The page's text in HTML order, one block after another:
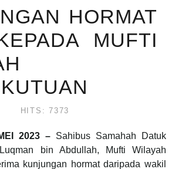
HORMAT
MUFTI
HITS: 7373
2023 – Sahibus Samahah Datuk
bin Abdullah, Mufti Wilayah
kunjungan hormat daripada wakil